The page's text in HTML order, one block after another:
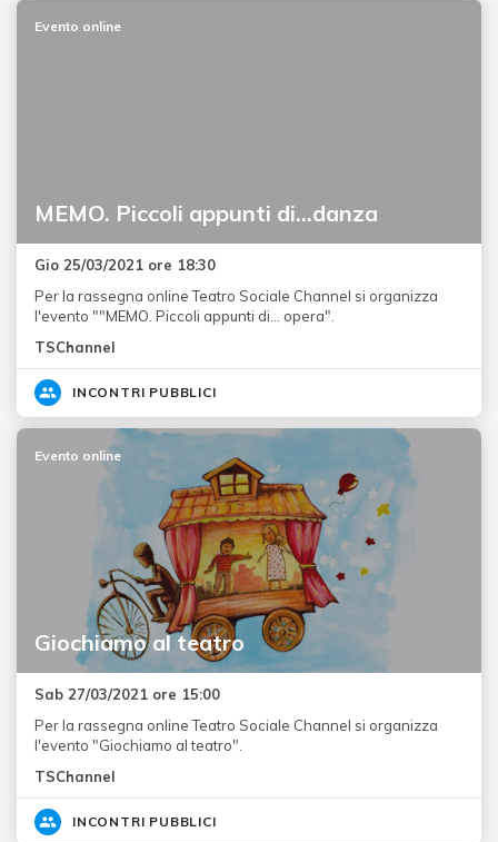
MEMO. Piccoli appunti di…danza
Evento online
Gio 25/03/2021 ore 18:30
Per la rassegna online Teatro Sociale Channel si organizza
l'evento ""MEMO. Piccoli appunti di… opera".
TSChannel
INCONTRI PUBBLICI
Giochiamo al teatro
Evento online
Sab 27/03/2021 ore 15:00
Per la rassegna online Teatro Sociale Channel si organizza
l'evento "Giochiamo al teatro".
TSChannel
INCONTRI PUBBLICI